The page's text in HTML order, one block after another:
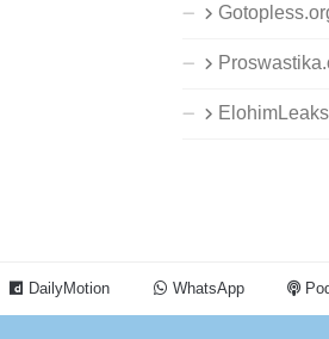
DailyMotion WhatsApp